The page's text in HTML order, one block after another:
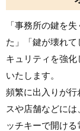
「事務所の鍵を
た」「鍵が壊れ
キュリティを強
いたします。
頻繁に出入りが行
スや店舗などに
ッチキーで開け